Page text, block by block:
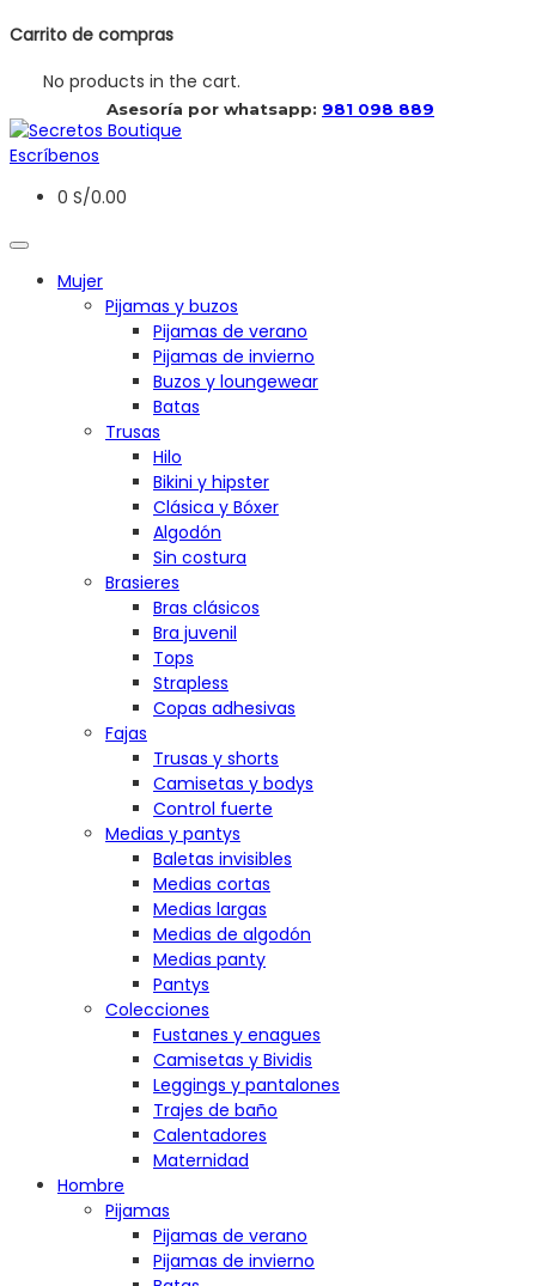
Carrito de compras
No products in the cart.
Asesoría por whatsapp: 981 098 889
Escríbenos
0 S/0.00
Mujer
Pijamas y buzos
Pijamas de verano
Pijamas de invierno
Buzos y loungewear
Batas
Trusas
Hilo
Bikini y hipster
Clásica y Bóxer
Algodón
Sin costura
Brasieres
Bras clásicos
Bra juvenil
Tops
Strapless
Copas adhesivas
Fajas
Trusas y shorts
Camisetas y bodys
Control fuerte
Medias y pantys
Baletas invisibles
Medias cortas
Medias largas
Medias de algodón
Medias panty
Pantys
Colecciones
Fustanes y enagues
Camisetas y Bividis
Leggings y pantalones
Trajes de baño
Calentadores
Maternidad
Hombre
Pijamas
Pijamas de verano
Pijamas de invierno